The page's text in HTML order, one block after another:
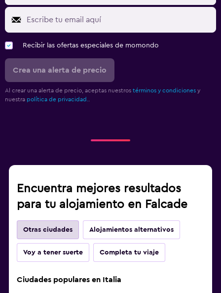
Recibir las ofertas especiales de momondo
Crea una alerta de precio
Al crear una alerta de precio, aceptas nuestros términos y condiciones y
nuestra política de privacidad.
Encuentra mejores resultados
para tu alojamiento en Falcade
Otras ciudades Alojamientos alternativos
Voy a tener suerte Completa tu viaje
Ciudades populares en Italia